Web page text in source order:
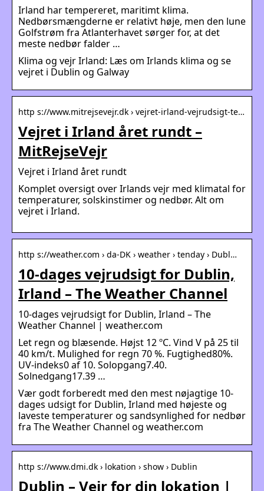
Irland har tempereret, maritimt klima.
Nedbørsmængderne er relativt høje, men den lune
Golfstrøm fra Atlanterhavet sørger for, at det
meste nedbør falder …
Klima og vejr Irland: Læs om Irlands klima og se
vejret i Dublin og Galway
http s://www.mitrejsevejr.dk › vejret-irland-vejrudsigt-te…
Vejret i Irland året rundt –
MitRejseVejr
Vejret i Irland året rundt
Komplet oversigt over Irlands vejr med klimatal for
temperaturer, solskinstimer og nedbør. Alt om
vejret i Irland.
http s://weather.com › da-DK › weather › tenday › Dubl…
10-dages vejrudsigt for Dublin,
Irland – The Weather Channel
10-dages vejrudsigt for Dublin, Irland – The
Weather Channel | weather.com
Let regn og blæsende. Højst 12 ºC. Vind V på 25 til
40 km/t. Mulighed for regn 70 %. Fugtighed80%.
UV-indeks0 af 10. Solopgang7.40.
Solnedgang17.39 …
Vær godt forberedt med den mest nøjagtige 10-
dages udsigt for Dublin, Irland med højeste og
laveste temperaturer og sandsynlighed for nedbør
fra The Weather Channel og weather.com
http s://www.dmi.dk › lokation › show › Dublin
Dublin – Vejr for din lokation |